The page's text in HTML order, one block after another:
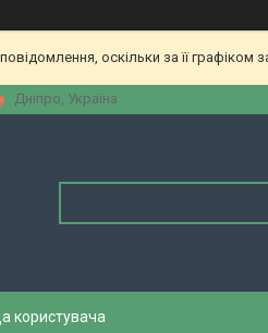
оскільки за її графіком
Дніпро, Україна
користувача